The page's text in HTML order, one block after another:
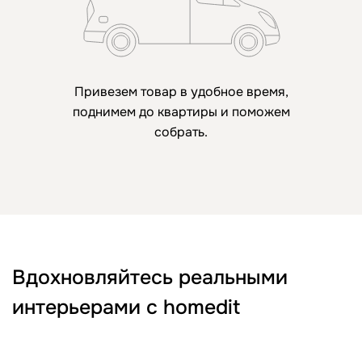
Привезем товар в удобное время,
поднимем до квартиры и поможем
собрать.
Вдохновляйтесь реальными
интерьерами с homedit